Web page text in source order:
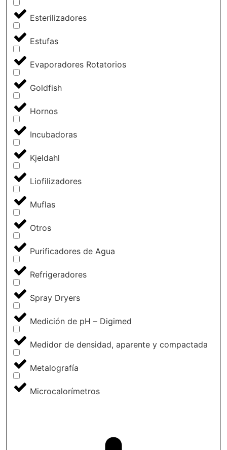
Esterilizadores
Estufas
Evaporadores Rotatorios
Goldfish
Hornos
Incubadoras
Kjeldahl
Liofilizadores
Muflas
Otros
Purificadores de Agua
Refrigeradores
Spray Dryers
Medición de pH – Digimed
Medidor de densidad, aparente y compactada
Metalografía
Microcalorímetros